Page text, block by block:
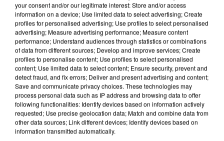
LES DONNÉES DE 300 000 CLIENTS DÉROBÉES À
your consent and/or our legitimate interest: Store and/or access
information on a device; Use limited data to select advertising; Create
profiles for personalised advertising; Use profiles to select personalised
advertising; Measure advertising performance; Measure content
performance; Understand audiences through statistics or combinations
of data from different sources; Develop and improve services; Create
profiles to personalise content; Use profiles to select personalised
content; Use limited data to select content; Ensure security, prevent and
detect fraud, and fix errors; Deliver and present advertising and content;
Save and communicate privacy choices. These technologies may
process personal data such as IP address and browsing data to offer
following functionalities: Identify devices based on information actively
requested; Use precise geolocation data; Match and combine data from
other data sources; Link different devices; Identify devices based on
information transmitted automatically.